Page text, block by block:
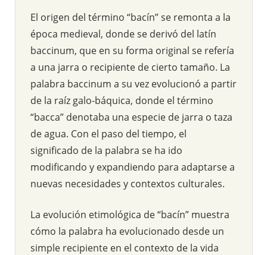
El origen del término “bacín” se remonta a la
época medieval, donde se derivó del latín
baccinum, que en su forma original se refería
a una jarra o recipiente de cierto tamaño. La
palabra baccinum a su vez evolucionó a partir
de la raíz galo-báquica, donde el término
“bacca” denotaba una especie de jarra o taza
de agua. Con el paso del tiempo, el
significado de la palabra se ha ido
modificando y expandiendo para adaptarse a
nuevas necesidades y contextos culturales.
La evolución etimológica de “bacín” muestra
cómo la palabra ha evolucionado desde un
simple recipiente en el contexto de la vida